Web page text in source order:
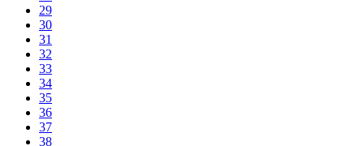
29
30
31
32
33
34
35
36
37
38